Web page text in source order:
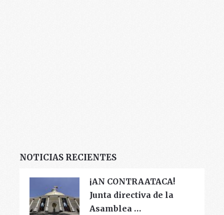
NOTICIAS RECIENTES
¡AN CONTRAATACA!
Junta directiva de la
Asamblea …